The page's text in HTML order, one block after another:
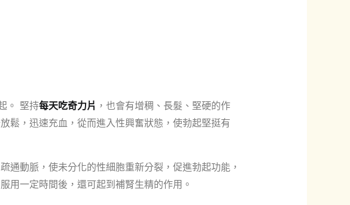
。 堅持每天吃奇力片 ，也會有增稠、長髮、堅硬的作
鬆，迅速充血，從而進入性興奮狀態，使勃起堅挺有
通動脈，使未分化的性細胞重新分裂，促進勃起功能，
用一定時間後，還可起到補腎生精的作用。